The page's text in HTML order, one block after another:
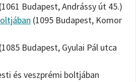
(1061 Budapest, Andrássy út 45.)
(1095 Budapest, Komor
Budapest, Gyulai Pál utca
és veszprémi boltjában